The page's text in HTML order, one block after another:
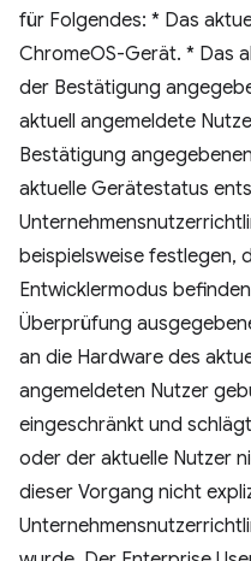
für Folgendes: * Das
ChromeOS-Gerät. * Das
der Bestätigung
aktuell angemeldete
Bestätigung
aktuelle Gerätestatus
beispielsweise festlegen,
Entwicklermodus
Überprüfung
an die Hardware des
angemeldeten Nutzer
eingeschränkt und
oder der aktuelle Nutzer
dieser Vorgang nicht